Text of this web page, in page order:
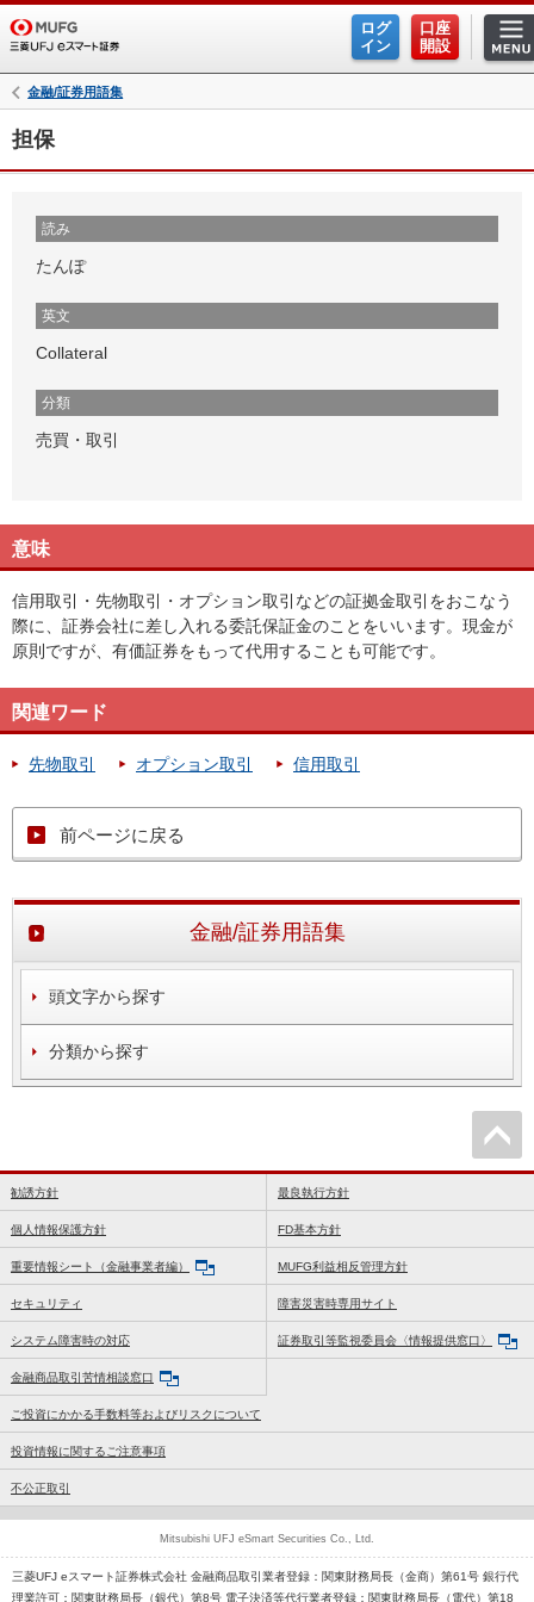
ログ
イン
口座
開設
金融/証券用語集
担保
読み
たんぽ
英文
Collateral
分類
売買・取引
意味
信用取引・先物取引・オプション取引などの証拠金取引をおこなう
際に、証券会社に差し入れる委託保証金のことをいいます。現金が
原則ですが、有価証券をもって代用することも可能です。
関連ワード
先物取引 オプション取引 信用取引
前ページに戻る
金融/証券用語集
頭文字から探す
分類から探す
勧誘方針 最良執行方針
個人情報保護方針 FD基本方針
重要情報シート（金融事業者編） MUFG利益相反管理方針
セキュリティ 障害災害時専用サイト
システム障害時の対応 証券取引等監視委員会〈情報提供窓口〉
金融商品取引苦情相談窓口
ご投資にかかる手数料等およびリスクについて
投資情報に関するご注意事項
不公正取引
三菱UFJ eスマート証券株式会社 金融商品取引業者登録：関東財務局長（金商）第61号 銀行代
理業許可：関東財務局長（銀代）第8号 電子決済等代行業者登録：関東財務局長（電代）第18
Mitsubishi UFJ eSmart Securities Co., Ltd.